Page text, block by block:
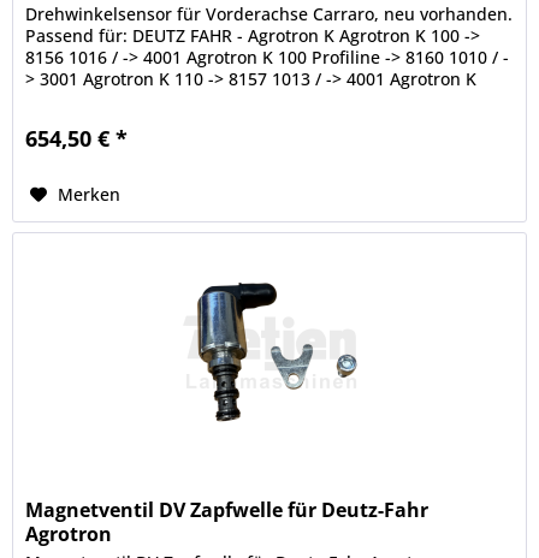
Drehwinkelsensor für Vorderachse Carraro, neu vorhanden.
Passend für: DEUTZ FAHR - Agrotron K Agrotron K 100 ->
8156 1016 / -> 4001 Agrotron K 100 Profiline -> 8160 1010 / -
> 3001 Agrotron K 110 -> 8157 1013 / -> 4001 Agrotron K
654,50 € *
Merken
Magnetventil DV Zapfwelle für Deutz-Fahr
Agrotron